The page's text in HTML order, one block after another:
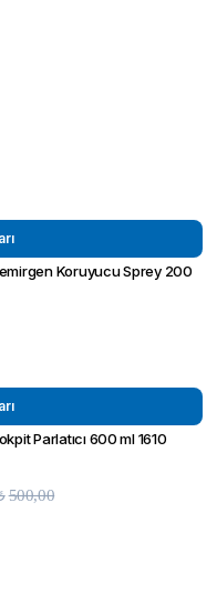
Koruyucu Sprey 200
Parlatıcı 600 ml 1610
500,00